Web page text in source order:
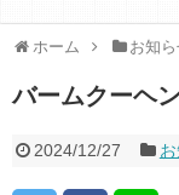
ホーム お知
バームクーヘ
2024/12/27